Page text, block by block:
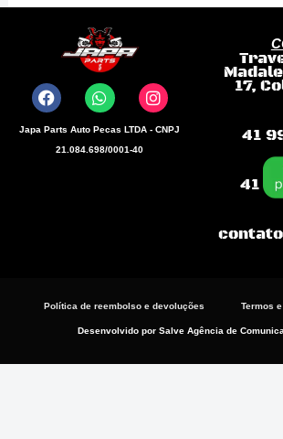
a
c
e
b
W
h
a
t
s
a
n
s
t
a
Japa Parts Auto Pecas LTDA - CNPJ
21.084.698/0001-40
17,
41
41
Política de reembolso e devoluções Termos
Desenvolvido por Salve Agência de